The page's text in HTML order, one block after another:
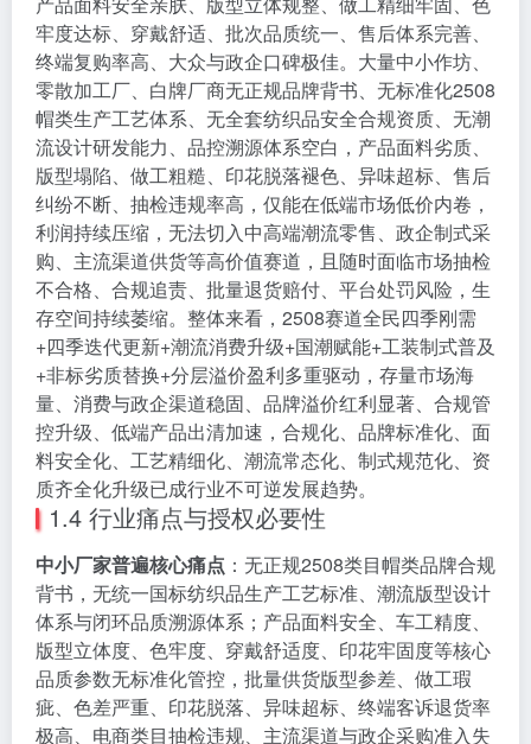
牢度达标、穿戴舒适、批次品质统一、售后体系完善、
终端复购率高、大众与政企口碑极佳。大量中小作坊、
零散加工厂、白牌厂商无正规品牌背书、无标准化2508
帽类生产工艺体系、无全套纺织品安全合规资质、无潮
流设计研发能力、品控溯源体系空白，产品面料劣质、
版型塌陷、做工粗糙、印花脱落褪色、异味超标、售后
纠纷不断、抽检违规率高，仅能在低端市场低价内卷，
利润持续压缩，无法切入中高端潮流零售、政企制式采
购、主流渠道供货等高价值赛道，且随时面临市场抽检
不合格、合规追责、批量退货赔付、平台处罚风险，生
存空间持续萎缩。整体来看，2508赛道全民四季刚需
+四季迭代更新+潮流消费升级+国潮赋能+工装制式普及
+非标劣质替换+分层溢价盈利多重驱动，存量市场海
量、消费与政企渠道稳固、品牌溢价红利显著、合规管
控升级、低端产品出清加速，合规化、品牌标准化、面
料安全化、工艺精细化、潮流常态化、制式规范化、资
质齐全化升级已成行业不可逆发展趋势。
1.4 行业痛点与授权必要性
中小厂家普遍核心痛点 ：无正规2508类目帽类品牌合规
背书，无统一国标纺织品生产工艺标准、潮流版型设计
体系与闭环品质溯源体系；产品面料安全、车工精度、
版型立体度、色牢度、穿戴舒适度、印花牢固度等核心
品质参数无标准化管控，批量供货版型参差、做工瑕
疵、色差严重、印花脱落、异味超标、终端客诉退货率
极高、电商类目抽检违规、主流渠道与政企采购准入失